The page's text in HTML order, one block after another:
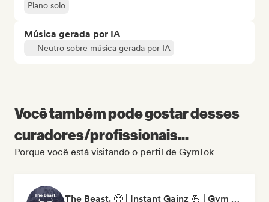
Piano solo
Música gerada por IA
Neutro sobre música gerada por IA
Você também pode gostar desses
curadores/profissionais...
Porque você está visitando o perfil de GymTok
The Beast. 😤 | Instant Gainz 💪 | Gym Workout & Motivation Music 🏋️